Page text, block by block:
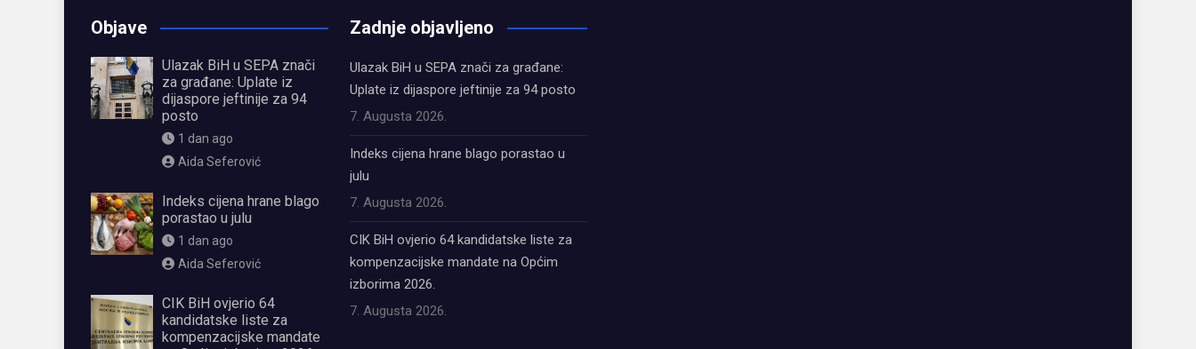
Objave
Ulazak BiH u SEPA znači
za građane: Uplate iz
dijaspore jeftinije za 94
posto
1 dan ago
Aida Seferović
Indeks cijena hrane blago
porastao u julu
1 dan ago
Aida Seferović
CIK BiH ovjerio 64
kandidatske liste za
kompenzacijske mandate
Zadnje objavljeno
Ulazak BiH u SEPA znači za građane:
Uplate iz dijaspore jeftinije za 94 posto
7. Augusta 2026.
Indeks cijena hrane blago porastao u
julu
7. Augusta 2026.
CIK BiH ovjerio 64 kandidatske liste za
kompenzacijske mandate na Općim
izborima 2026.
7. Augusta 2026.